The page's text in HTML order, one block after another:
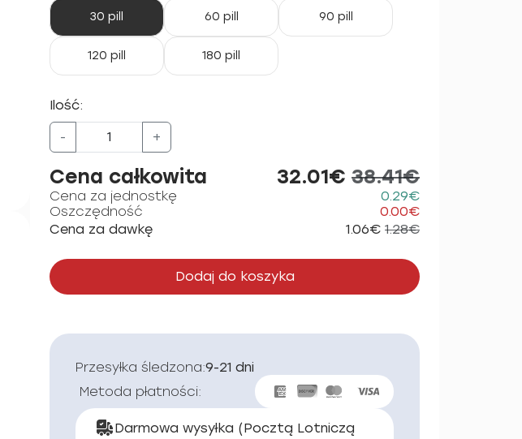
30 pill 60 pill 90 pill
120 pill 180 pill
Ilość:
- +
Cena całkowita 32.01€ 38.41€
Cena za jednostkę
0.29€
Oszczędność
0.00€
Cena za dawkę
1.06€ 1.28€
Dodaj do koszyka
Przesyłka śledzona:9-21 dni
Metoda płatności:
Darmowa wysyłka (Pocztą Lotniczą